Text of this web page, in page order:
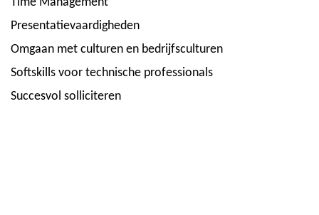
Presentatievaardigheden
Omgaan met culturen en bedrijfsculturen
Softskills voor technische professionals
Succesvol solliciteren